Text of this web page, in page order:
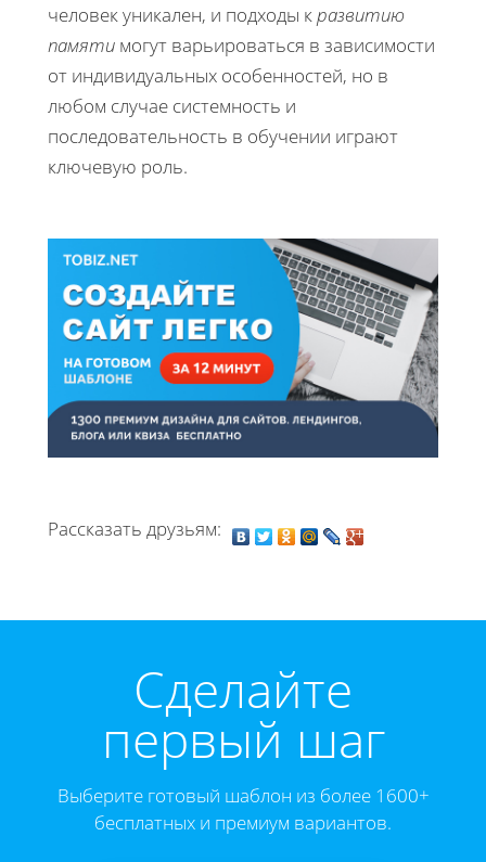
человек уникален, и подходы кразвитию
памяти могут варьироваться в зависимости
от индивидуальных особенностей, но в
любом случае системность и
последовательность в обучении играют
ключевую роль.
Рассказать друзьям:
Cделайте
первый шаг
Выберите готовый шаблон из более 1600+
бесплатных и премиум вариантов.